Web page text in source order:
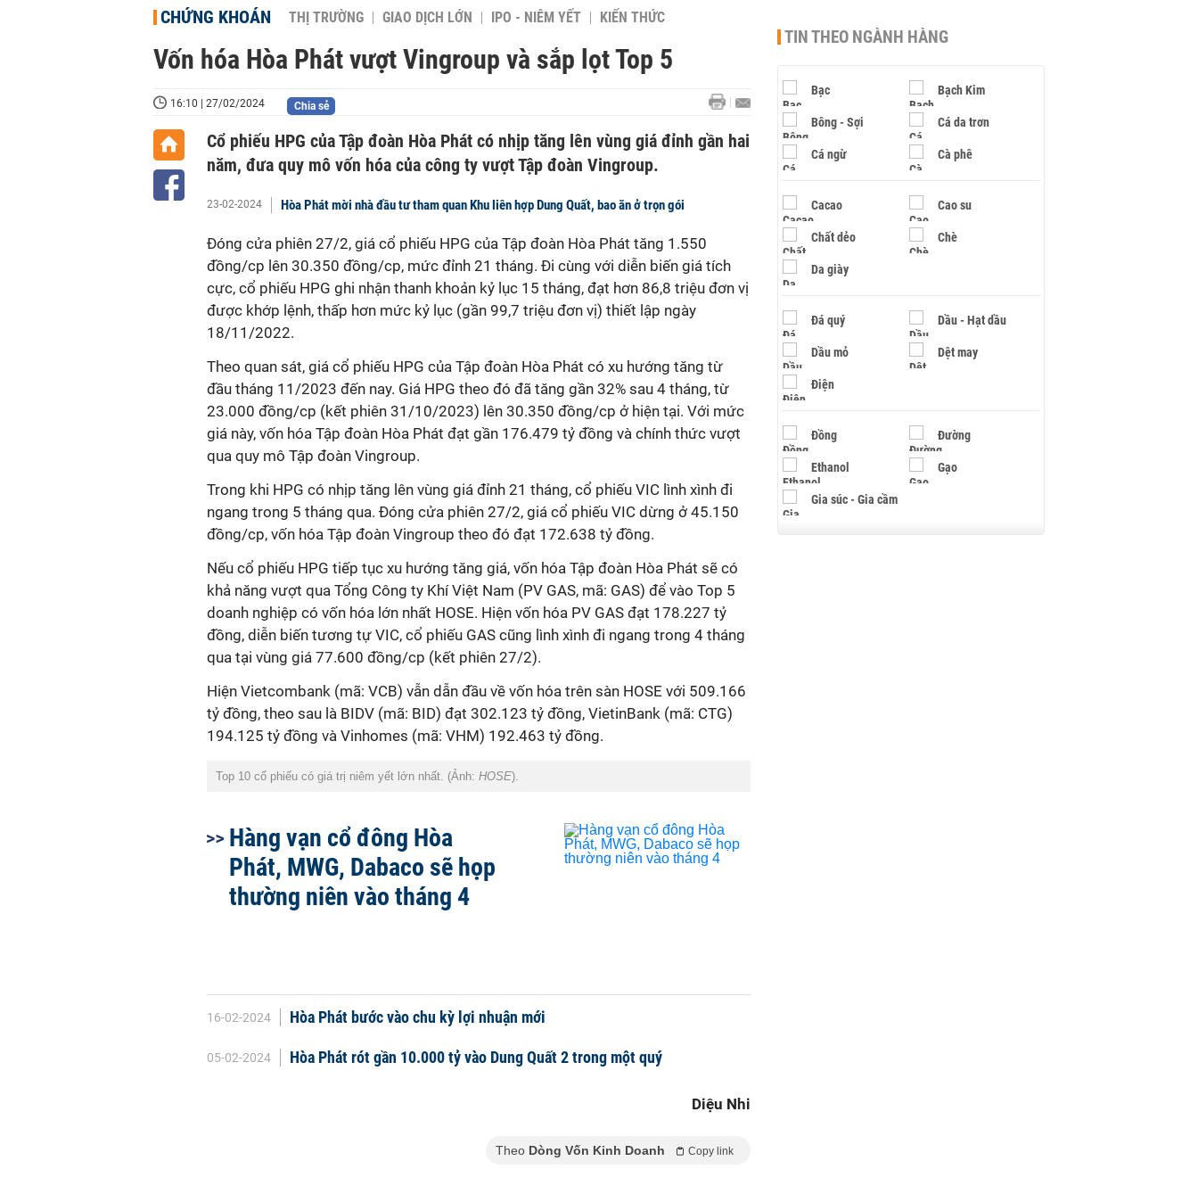
CHỨNG KHOÁN THỊ TRƯỜNG GIAO DỊCH LỚN IPO - NIÊM YẾT KIẾN THỨC
Vốn hóa Hòa Phát vượt Vingroup và sắp lọt Top 5
16:10 | 27/02/2024 Chia sẻ
Cổ phiếu HPG của Tập đoàn Hòa Phát có nhịp tăng lên vùng giá đỉnh gần hai
năm, đưa quy mô vốn hóa của công ty vượt Tập đoàn Vingroup.
23-02-2024 Hòa Phát mời nhà đầu tư tham quan Khu liên hợp Dung Quất, bao ăn ở trọn gói
Đóng cửa phiên 27/2, giá cổ phiếu HPG của Tập đoàn Hòa Phát tăng 1.550
đồng/cp lên 30.350 đồng/cp, mức đỉnh 21 tháng. Đi cùng với diễn biến giá tích
cực, cổ phiếu HPG ghi nhận thanh khoản kỷ lục 15 tháng, đạt hơn 86,8 triệu đơn vị
được khớp lệnh, thấp hơn mức kỷ lục (gần 99,7 triệu đơn vị) thiết lập ngày
18/11/2022.
Theo quan sát, giá cổ phiếu HPG của Tập đoàn Hòa Phát có xu hướng tăng từ
đầu tháng 11/2023 đến nay. Giá HPG theo đó đã tăng gần 32% sau 4 tháng, từ
23.000 đồng/cp (kết phiên 31/10/2023) lên 30.350 đồng/cp ở hiện tại. Với mức
giá này, vốn hóa Tập đoàn Hòa Phát đạt gần 176.479 tỷ đồng và chính thức vượt
qua quy mô Tập đoàn Vingroup.
Trong khi HPG có nhịp tăng lên vùng giá đỉnh 21 tháng, cổ phiếu VIC lình xình đi
ngang trong 5 tháng qua. Đóng cửa phiên 27/2, giá cổ phiếu VIC dừng ở 45.1 50
đồng/cp, vốn hóa Tập đoàn Vingroup theo đó đạt 172.638 tỷ đồng.
Nếu cổ phiếu HPG tiếp tục xu hướng tăng giá, vốn hóa Tập đoàn Hòa Phát sẽ có
khả năng vượt qua Tổng Công ty Khí Việt Nam (PV GAS, mã: GAS) để vào Top 5
doanh nghiệp có vốn hóa lớn nhất HOSE. Hiện vốn hóa PV GAS đạt 178.227 tỷ
đồng, diễn biến tương tự VIC, cổ phiếu GAS cũng lình xình đi ngang trong 4 tháng
qua tại vùng giá 77.600 đồng/cp (kết phiên 27/2).
Hiện Vietcombank (mã: VCB) vẫn dẫn đầu về vốn hóa trên sàn HOSE với 509.166
tỷ đồng, theo sau là BIDV (mã: BID) đạt 302.123 tỷ đồng, VietinBank (mã: CTG)
194.125 tỷ đồng và Vinhomes (mã: VHM) 192.463 tỷ đồng.
Top 10 cổ phiếu có giá trị niêm yết lớn nhất. (Ảnh: HOSE).
Hàng vạn cổ đông Hòa
Phát, MWG, Dabaco sẽ họp
thường niên vào tháng 4
16-02-2024 Hòa Phát bước vào chu kỳ lợi nhuận mới
05-02-2024 Hòa Phát rót gần 10.000 tỷ vào Dung Quất 2 trong một quý
Diệu Nhi
Theo Dòng Vốn Kinh Doanh Copy link
TIN THEO NGÀNH HÀNG
Bạc Bạch Kim
Bông - Sợi Cá da trơn
Cá ngừ Cà phê
Cacao Cao su
Chất dẻo Chè
Da giày
Đá quý Dầu - Hạt dầu
Dầu mỏ Dệt may
Điện
Đồng Đường
Ethanol Gạo
Gia súc - Gia cầm